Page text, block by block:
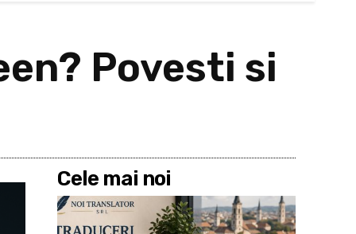
Povesti si
Cele mai noi